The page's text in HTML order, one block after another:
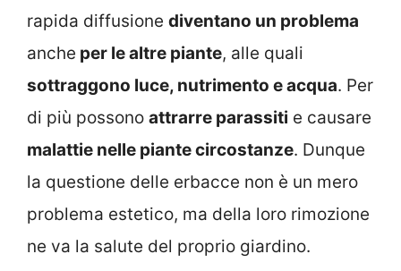
rapida diffusione diventano un problema
anche per le altre piante, alle quali
sottraggono luce, nutrimento e acqua. Per
di più possono attrarre parassiti e causare
malattie nelle piante circostanze. Dunque
la questione delle erbacce non è un mero
problema estetico, ma della loro rimozione
ne va la salute del proprio giardino.